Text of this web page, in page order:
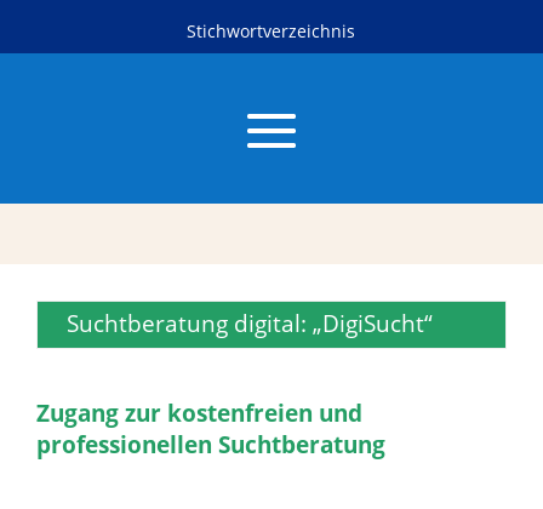
Stichwortverzeichnis
Suchtberatung digital: „DigiSucht“
Zugang zur kostenfreien und
professionellen Suchtberatung